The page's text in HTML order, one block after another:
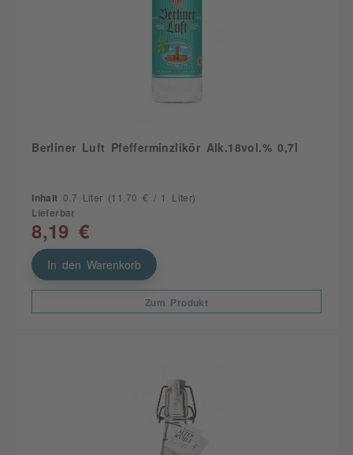
Berliner Luft Pfefferminzlikör Alk.18vol.% 0,7l
Inhalt 0.7 Liter (11,70 € / 1 Liter)
Lieferbar
8,19 €
In den Warenkorb
Zum Produkt